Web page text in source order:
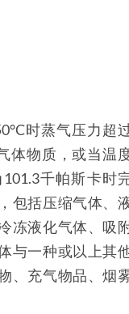
时蒸气压力超
体物质，或当温
千帕斯卡时
包括压缩气体、
冻液化气体、吸
与一种或以上其
、充气物品、烟